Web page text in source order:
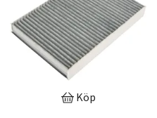
Köp